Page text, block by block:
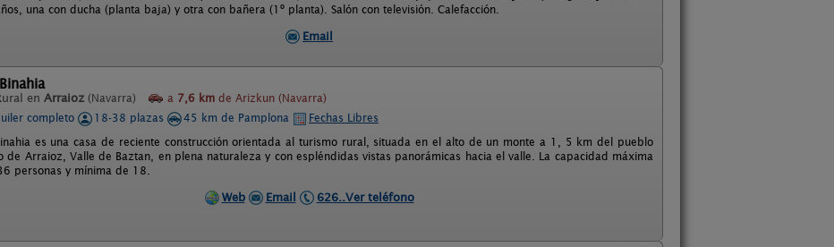
una con ducha (planta baja) y otra con bañera (1º planta). Salón con televisión. Calefacción.
Email
en Arraioz (Navarra) a 7,6 km de Arizkun (Navarra)
completo
18-38 plazas 45 km de Pamplona
Fechas Libres
es una casa de reciente construcción orientada al turismo rural, situada en el alto de un monte a 1, 5 km del pueblo
de Arraioz, Valle de Baztan, en plena naturaleza y con espléndidas vistas panorámicas hacia el valle. La capacidad máxima
personas y mínima de 18.
Web
Email 626..Ver teléfono